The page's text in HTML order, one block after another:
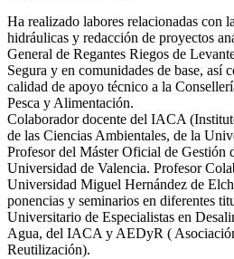
Ha realizado labores relacionadas con
hidráulicas y redacción de proyectos
General de Regantes Riegos de
Segura y en comunidades de base, así
calidad de apoyo técnico a la
Pesca y Alimentación.
Colaborador docente del IACA
de las Ciencias Ambientales, de la
Profesor del Máster Oficial de Gestión
Universidad de Valencia. Profesor
Universidad Miguel Hernández de
ponencias y seminarios en diferentes
Universitario de Especialistas en
Agua, del IACA y AEDyR (
Reutilización).